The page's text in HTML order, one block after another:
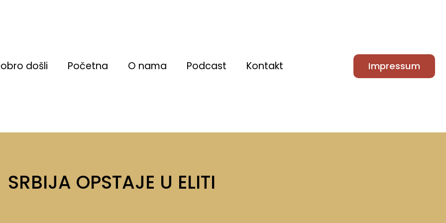
došli Početna O nama Podcast Kontakt Impressum
SRBIJA OPSTAJE U ELITI